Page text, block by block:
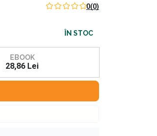
0(0)
ÎN STOC
EBOOK
28,86 Lei